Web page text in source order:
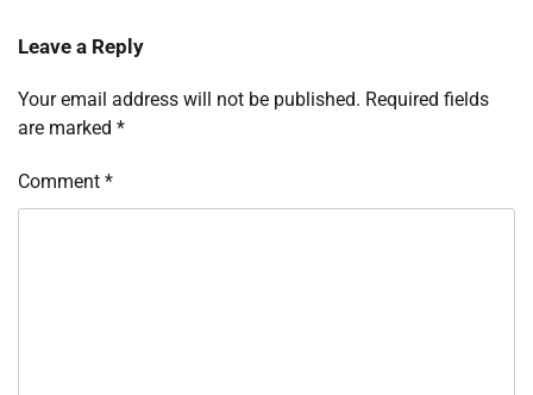
Leave a Reply
Your email address will not be published. Required fields
are marked *
Comment *